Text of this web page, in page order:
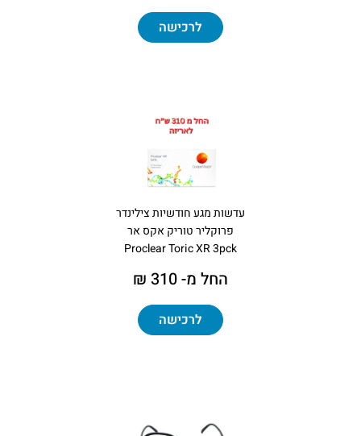
לרכישה
עדשות מגע חודשיות צילינדר
פרוקליר טוריק אקס אר
Proclear Toric XR 3pck
החל מ- 310 ₪
לרכישה